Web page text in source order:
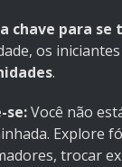
a chave para
os
.
se:Você não
Explore
trocar